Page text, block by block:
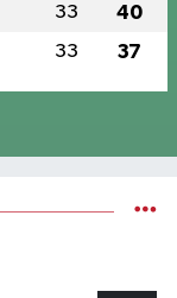
33 40
33 37